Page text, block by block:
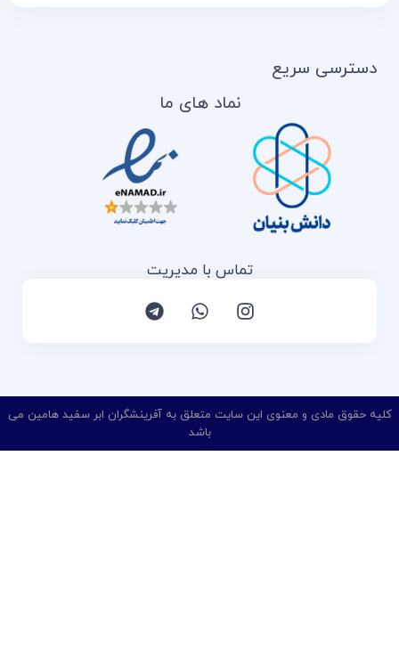
دسترسی سریع
نماد های ما
تماس با مدیریت
کلیه حقوق مادی و معنوی این سایت متعلق بهآفرینشگران ابر سفید هامین می
باشد